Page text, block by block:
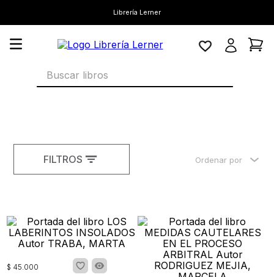
Librería Lerner
Buscar libros
FILTROS Ordenar por
$ 45.000